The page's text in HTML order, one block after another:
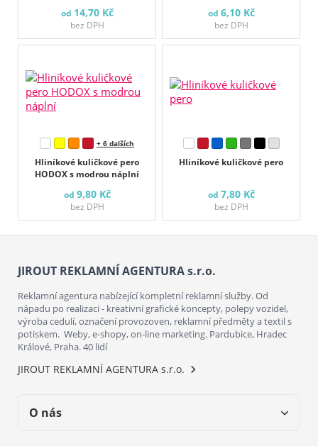
od 14,70 Kč
bez DPH
od 6,10 Kč
bez DPH
Hliníkové kuličkové pero
HODOX s modrou náplní
+ 6 dalších
od 9,80 Kč
bez DPH
Hliníkové kuličkové pero
od 7,80 Kč
bez DPH
JIROUT REKLAMNÍ AGENTURA s.r.o.
Reklamní agentura nabízející kompletní reklamní služby. Od
nápadu po realizaci - kreativní grafické koncepty, polepy vozidel,
výroba cedulí, označení provozoven, reklamní předměty a textil s
potiskem. Weby, e-shopy, on-line marketing. Pardubice, Hradec
Králové, Praha. 40 lidí
JIROUT REKLAMNÍ AGENTURA s.r.o.
O nás